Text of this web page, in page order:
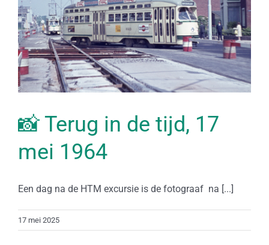
📸 Terug in de tijd, 17
mei 1964
Een dag na de HTM excursie is de fotograaf na [...]
17 mei 2025